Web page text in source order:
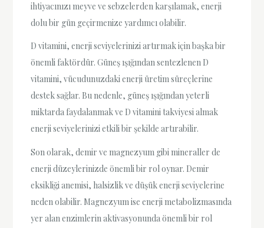
ihtiyacınızı meyve ve sebzelerden karşılamak, enerji
dolu bir gün geçirmenize yardımcı olabilir.
D vitamini, enerji seviyelerinizi artırmak için başka bir
önemli faktördür. Güneş ışığından sentezlenen D
vitamini, vücudunuzdaki enerji üretim süreçlerine
destek sağlar. Bu nedenle, güneş ışığından yeterli
miktarda faydalanmak ve D vitamini takviyesi almak
enerji seviyelerinizi etkili bir şekilde artırabilir.
Son olarak, demir ve magnezyum gibi mineraller de
enerji düzeylerinizde önemli bir rol oynar. Demir
eksikliği anemisi, halsizlik ve düşük enerji seviyelerine
neden olabilir. Magnezyum ise enerji metabolizmasında
yer alan enzimlerin aktivasyonunda önemli bir rol